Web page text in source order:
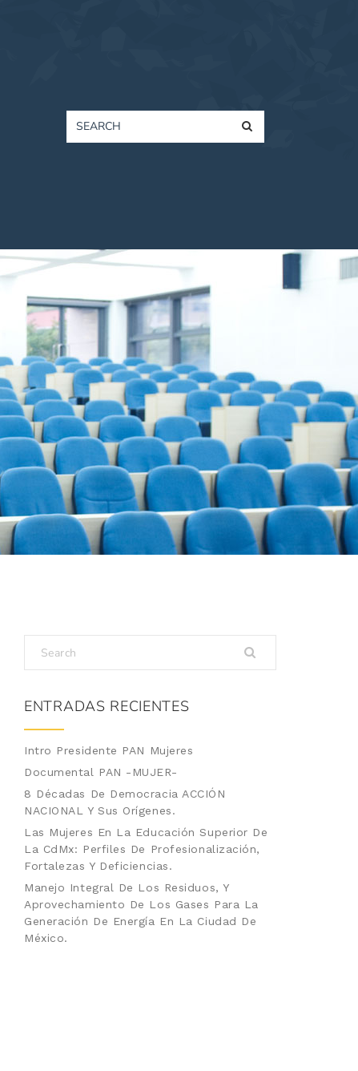
ENTRADAS RECIENTES
Intro Presidente PAN Mujeres
Documental PAN -MUJER-
8 Décadas De Democracia ACCIÓN
NACIONAL Y Sus Orígenes.
Las Mujeres En La Educación Superior De
La CdMx: Perfiles De Profesionalización,
Fortalezas Y Deficiencias.
Manejo Integral De Los Residuos, Y
Aprovechamiento De Los Gases Para La
Generación De Energía En La Ciudad De
México.